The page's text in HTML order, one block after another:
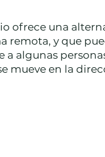
ofrece una
remota, y que
algunas
mueve en la